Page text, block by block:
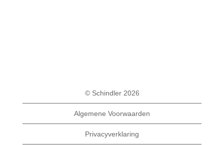
© Schindler 2026
Algemene Voorwaarden
Privacyverklaring